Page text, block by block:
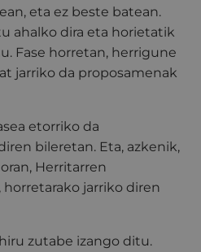
eta ez beste batean.
ahalko dira eta horietatik
Fase horretan, herrigune
jarriko da proposamenak
etorriko da
bileretan. Eta, azkenik,
Herritarren
jarriko diren
zutabe izango ditu.